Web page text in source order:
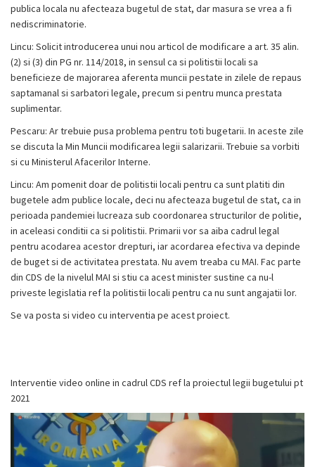
publica locala nu afecteaza bugetul de stat, dar masura se vrea a fi
nediscriminatorie.
Lincu: Solicit introducerea unui nou articol de modificare a art. 35 alin.
(2) si (3) din PG nr. 114/2018, in sensul ca si politistii locali sa
beneficieze de majorarea aferenta muncii pestate in zilele de repaus
saptamanal si sarbatori legale, precum si pentru munca prestata
suplimentar.
Pescaru: Ar trebuie pusa problema pentru toti bugetarii. In aceste zile
se discuta la Min Muncii modificarea legii salarizarii. Trebuie sa vorbiti
si cu Ministerul Afacerilor Interne.
Lincu: Am pomenit doar de politistii locali pentru ca sunt platiti din
bugetele adm publice locale, deci nu afecteaza bugetul de stat, ca in
perioada pandemiei lucreaza sub coordonarea structurilor de politie,
in aceleasi conditii ca si politistii. Primarii vor sa aiba cadrul legal
pentru acodarea acestor drepturi, iar acordarea efectiva va depinde
de buget si de activitatea prestata. Nu avem treaba cu MAI. Fac parte
din CDS de la nivelul MAI si stiu ca acest minister sustine ca nu-l
priveste legislatia ref la politistii locali pentru ca nu sunt angajatii lor.
Se va posta si video cu interventia pe acest proiect.
Interventie video online in cadrul CDS ref la proiectul legii bugetului pt
2021
Player
video